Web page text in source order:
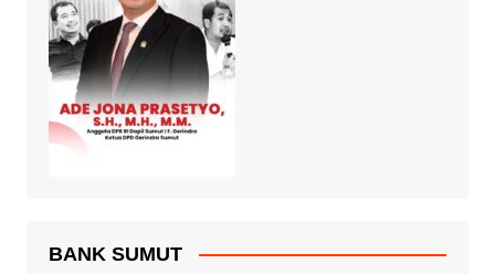
BANK SUMUT